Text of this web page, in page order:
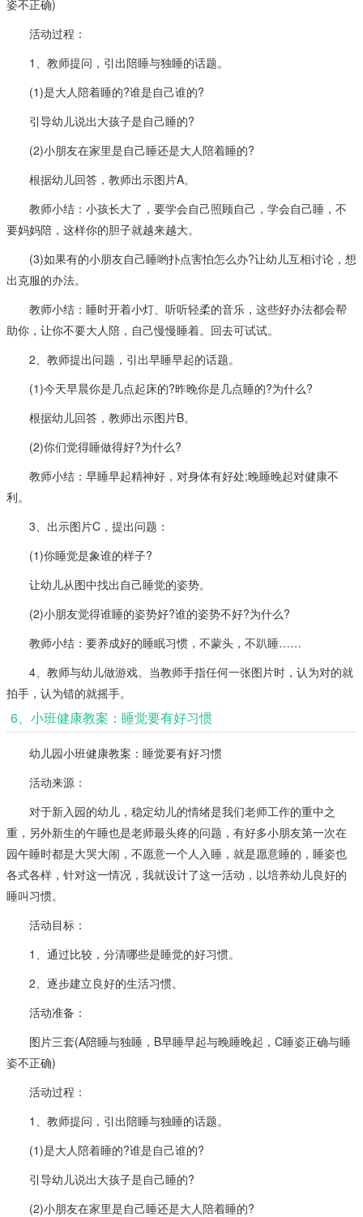
姿不正确)
活动过程：
1、教师提问，引出陪睡与独睡的话题。
(1)是大人陪着睡的?谁是自己谁的?
引导幼儿说出大孩子是自己睡的?
(2)小朋友在家里是自己睡还是大人陪着睡的?
根据幼儿回答，教师出示图片A。
教师小结：小孩长大了，要学会自己照顾自己，学会自己睡，不
要妈妈陪，这样你的胆子就越来越大。
(3)如果有的小朋友自己睡哟扑点害怕怎么办?让幼儿互相讨论，想
出克服的办法。
教师小结：睡时开着小灯、听听轻柔的音乐，这些好办法都会帮
助你，让你不要大人陪，自己慢慢睡着。回去可试试。
2、教师提出问题，引出早睡早起的话题。
(1)今天早晨你是几点起床的?昨晚你是几点睡的?为什么?
根据幼儿回答，教师出示图片B。
(2)你们觉得睡做得好?为什么?
教师小结：早睡早起精神好，对身体有好处;晚睡晚起对健康不
利。
3、出示图片C，提出问题：
(1)你睡觉是象谁的样子?
让幼儿从图中找出自己睡觉的姿势。
(2)小朋友觉得谁睡的姿势好?谁的姿势不好?为什么?
教师小结：要养成好的睡眠习惯，不蒙头，不趴睡……
4、教师与幼儿做游戏。当教师手指任何一张图片时，认为对的就
拍手，认为错的就摇手。
6、小班健康教案：睡觉要有好习惯
幼儿园小班健康教案：睡觉要有好习惯
活动来源：
对于新入园的幼儿，稳定幼儿的情绪是我们老师工作的重中之
重，另外新生的午睡也是老师最头疼的问题，有好多小朋友第一次在
园午睡时都是大哭大闹，不愿意一个人入睡，就是愿意睡的，睡姿也
各式各样，针对这一情况，我就设计了这一活动，以培养幼儿良好的
睡叫习惯。
活动目标：
1、通过比较，分清哪些是睡觉的好习惯。
2、逐步建立良好的生活习惯。
活动准备：
图片三套(A陪睡与独睡，B早睡早起与晚睡晚起，C睡姿正确与睡
姿不正确)
活动过程：
1、教师提问，引出陪睡与独睡的话题。
(1)是大人陪着睡的?谁是自己谁的?
引导幼儿说出大孩子是自己睡的?
(2)小朋友在家里是自己睡还是大人陪着睡的?